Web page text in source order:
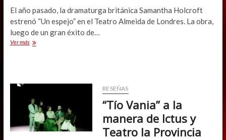
El año pasado, la dramaturga británica Samantha Holcroft
estrenó “Un espejo” en el Teatro Almeida de Londres. La obra,
luego de un gran éxito de…
Ver más“Un
texto
contemporáneo
RESEÑAS
“Tío Vania” a la
manera de Ictus y
Teatro la Provincia